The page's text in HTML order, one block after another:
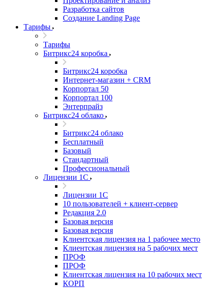
Разработка сайтов
Создание Landing Page
Тарифы
Тарифы
Битрикс24 коробка
Битрикс24 коробка
Интернет-магазин + CRM
Корпортал 50
Корпортал 100
Энтерпрайз
Битрикс24 облако
Битрикс24 облако
Бесплатный
Базовый
Стандартный
Профессиональный
Лицензии 1С
Лицензии 1С
10 пользователей + клиент-сервер
Редакция 2.0
Базовая версия
Базовая версия
Клиентская лицензия на 1 рабочее место
Клиентская лицензия на 5 рабочих мест
ПРОФ
ПРОФ
Клиентская лицензия на 10 рабочих мест
КОРП